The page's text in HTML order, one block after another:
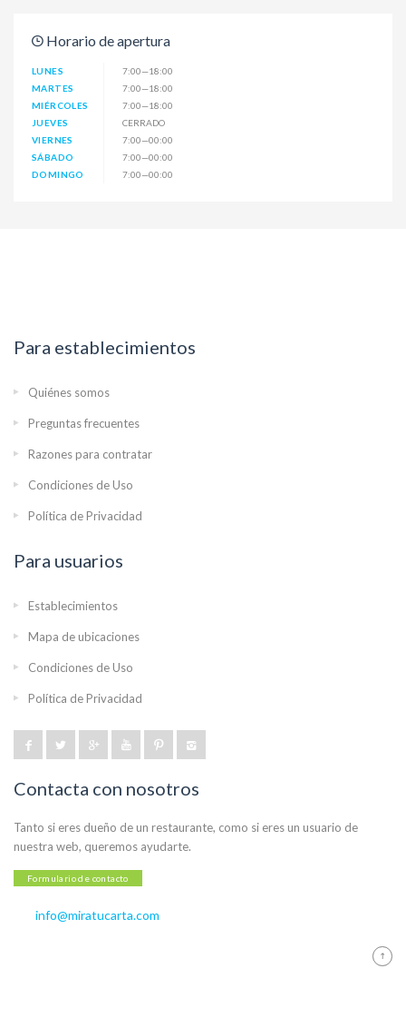
Horario de apertura
LUNES
7:00—18:00
MARTES
7:00—18:00
MIÉRCOLES
7:00—18:00
JUEVES
CERRADO
VIERNES
7:00—00:00
SÁBADO
7:00—00:00
DOMINGO
7:00—00:00
Para establecimientos
Quiénes somos
Preguntas frecuentes
Razones para contratar
Condiciones de Uso
Política de Privacidad
Para usuarios
Establecimientos
Mapa de ubicaciones
Condiciones de Uso
Política de Privacidad
Contacta con nosotros
Tanto si eres dueño de un restaurante, como si eres un usuario de
nuestra web, queremos ayudarte.
Formulario de contacto
info@miratucarta.com